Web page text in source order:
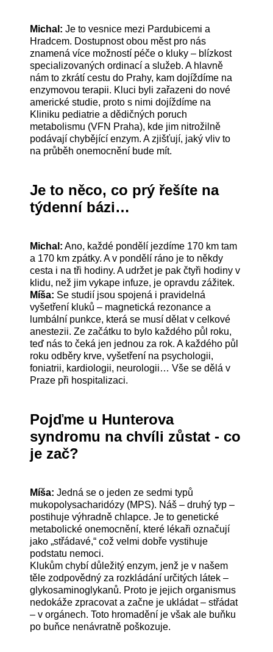
Michal: Je to vesnice mezi Pardubicemi a
Hradcem. Dostupnost obou měst pro nás
znamená více možností péče o kluky – blízkost
specializovaných ordinací a služeb. A hlavně
nám to zkrátí cestu do Prahy, kam dojíždíme na
enzymovou terapii. Kluci byli zařazeni do nové
americké studie, proto s nimi dojíždíme na
Kliniku pediatrie a dědičných poruch
metabolismu (VFN Praha), kde jim nitrožilně
podávají chybějící enzym. A zjišťují, jaký vliv to
na průběh onemocnění bude mít.
Je to něco, co prý řešíte na
týdenní bázi…
Michal: Ano, každé pondělí jezdíme 170 km tam
a 170 km zpátky. A v pondělí ráno je to někdy
cesta i na tři hodiny. A udržet je pak čtyři hodiny v
klidu, než jim vykape infuze, je opravdu zážitek.
Míša: Se studií jsou spojená i pravidelná
vyšetření kluků – magnetická rezonance a
lumbální punkce, která se musí dělat v celkové
anestezii. Ze začátku to bylo každého půl roku,
teď nás to čeká jen jednou za rok. A každého půl
roku odběry krve, vyšetření na psychologii,
foniatrii, kardiologii, neurologii… Vše se dělá v
Praze při hospitalizaci.
Pojďme u Hunterova
syndromu na chvíli zůstat - co
je zač?
Míša: Jedná se o jeden ze sedmi typů
mukopolysacharidózy (MPS). Náš – druhý typ –
postihuje výhradně chlapce. Je to genetické
metabolické onemocnění, které lékaři označují
jako „střádavé,“ což velmi dobře vystihuje
podstatu nemoci.
Klukům chybí důležitý enzym, jenž je v našem
těle zodpovědný za rozkládání určitých látek –
glykosaminoglykanů. Proto je jejich organismus
nedokáže zpracovat a začne je ukládat – střádat
– v orgánech. Toto hromadění je však ale buňku
po buňce nenávratně poškozuje.